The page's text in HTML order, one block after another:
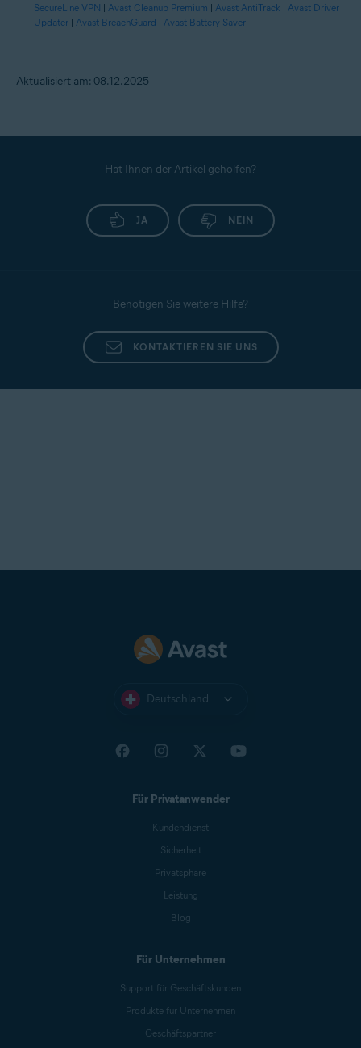
SecureLine VPN | Avast Cleanup Premium | Avast AntiTrack | Avast Driver
Updater | Avast BreachGuard | Avast Battery Saver
Aktualisiert am: 08.12.2025
Hat Ihnen der Artikel geholfen?
JA NEIN
Benötigen Sie weitere Hilfe?
KONTAKTIEREN SIE UNS
Deutschland
Für Privatanwender
Kundendienst
Sicherheit
Privatsphäre
Leistung
Blog
Für Unternehmen
Support für Geschäftskunden
Produkte für Unternehmen
Geschäftspartner